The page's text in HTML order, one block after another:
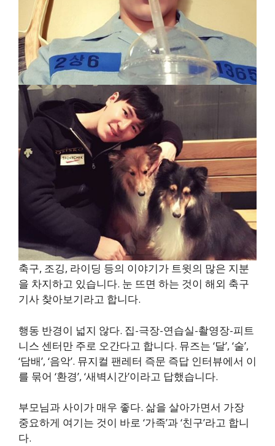
축구, 조깅, 라이딩 등의 이야기가 트윗의 많은 지분
을 차지하고 있습니다. 눈 뜨면 하는 것이 해외 축구
기사 찾아보기라고 합니다.
행동 반경이 넓지 않다. 집-극장-연습실-촬영장-피트
니스 센터만 주로 오간다고 합니다. 뮤즈는 ‘달’, ‘술’,
‘담배’, ‘음악’. 뮤지컬 팬레터 즉문 즉답 인터뷰에서 이
를 묶어 ‘환경’, ‘새벽시간’이라고 답했습니다.
부모님과 사이가 매우 좋다. 삶을 살아가면서 가장
중요하게 여기는 것이 바로 ‘가족’과 ‘친구’라고 합니
다.